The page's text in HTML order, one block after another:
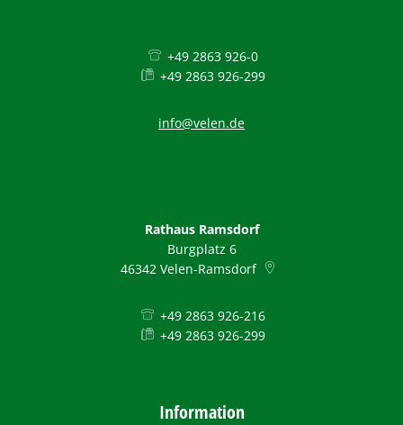
+49 2863 926-0
+49 2863 926-299
info@velen.de
Rathaus Ramsdorf
Burgplatz 6
46342 Velen-Ramsdorf
+49 2863 926-216
+49 2863 926-299
Information